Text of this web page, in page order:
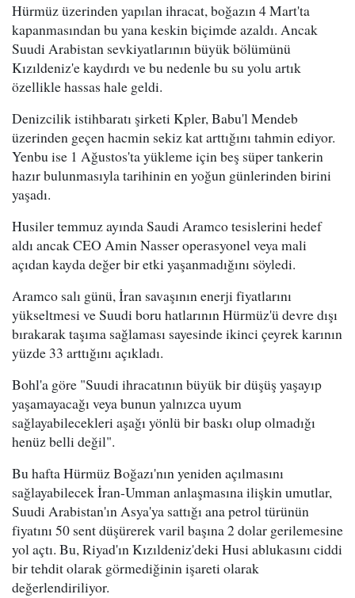
Hürmüz üzerinden yapılan ihracat, boğazın 4 Mart'ta
kapanmasından bu yana keskin biçimde azaldı. Ancak
Suudi Arabistan sevkiyatlarının büyük bölümünü
Kızıldeniz'e kaydırdı ve bu nedenle bu su yolu artık
özellikle hassas hale geldi.
Denizcilik istihbaratı şirketi Kpler, Babu'l Mendeb
üzerinden geçen hacmin sekiz kat arttığını tahmin ediyor.
Yenbu ise 1 Ağustos'ta yükleme için beş süper tankerin
hazır bulunmasıyla tarihinin en yoğun günlerinden birini
yaşadı.
Husiler temmuz ayında Saudi Aramco tesislerini hedef
aldı ancak CEO Amin Nasser operasyonel veya mali
açıdan kayda değer bir etki yaşanmadığını söyledi.
Aramco salı günü, İran savaşının enerji fiyatlarını
yükseltmesi ve Suudi boru hatlarının Hürmüz'ü devre dışı
bırakarak taşıma sağlaması sayesinde ikinci çeyrek karının
yüzde 33 arttığını açıkladı.
Bohl'a göre "Suudi ihracatının büyük bir düşüş yaşayıp
yaşamayacağı veya bunun yalnızca uyum
sağlayabilecekleri aşağı yönlü bir baskı olup olmadığı
henüz belli değil".
Bu hafta Hürmüz Boğazı'nın yeniden açılmasını
sağlayabilecek İran-Umman anlaşmasına ilişkin umutlar,
Suudi Arabistan'ın Asya'ya sattığı ana petrol türünün
fiyatını 50 sent düşürerek varil başına 2 dolar gerilemesine
yol açtı. Bu, Riyad'ın Kızıldeniz'deki Husi ablukasını ciddi
bir tehdit olarak görmediğinin işareti olarak
değerlendiriliyor.